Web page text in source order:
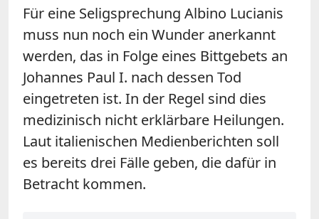
Für eine Seligsprechung Albino Lucianis
muss nun noch ein Wunder anerkannt
werden, das in Folge eines Bittgebets an
Johannes Paul I. nach dessen Tod
eingetreten ist. In der Regel sind dies
medizinisch nicht erklärbare Heilungen.
Laut italienischen Medienberichten soll
es bereits drei Fälle geben, die dafür in
Betracht kommen.